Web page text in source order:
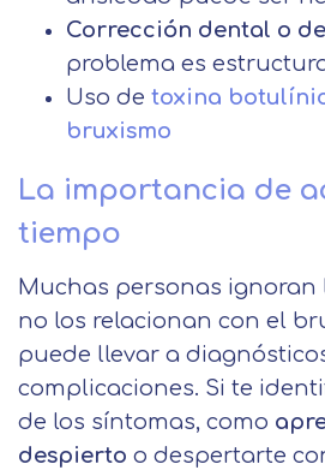
Corrección dental o
problema es
Uso de toxina
bruxismo
La importancia de
tiempo
Muchas personas ignoran
no los relacionan con el
puede llevar a
complicaciones. Si te
de los síntomas, como
despierto o despertarte
Acepto el tratamiento de
finalidad prevista en la
básica
Seguir